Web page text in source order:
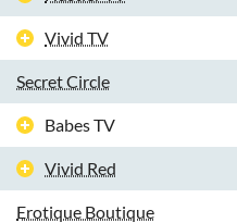
Vivid TV
Secret Circle
Babes TV
Vivid Red
Erotique Boutique